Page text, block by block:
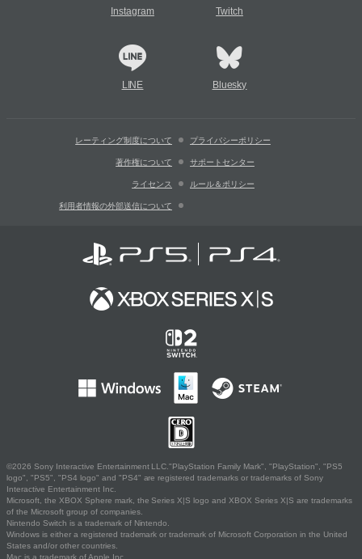
Instagram Twitch
LINE Bluesky
レーティング制度について プライバシーポリシー
著作権について サポートセンター
ライセンス ルール＆ポリシー
利用者情報の外部送信について
©2026 Sony Interactive Entertainment LLC."PlayStation Family Mark", "PlayStation", "PS5
logo", "PS5", "PS4 logo" and "PS4" are registered trademarks or trademarks of Sony
Interactive Entertainment Inc.
Microsoft, the XBOX Sphere mark, the Series X|S logo and XBOX Series X|S are trademarks
of the Microsoft group of companies.
Nintendo Switch is a trademark of Nintendo.
Windows is either a registered trademark or trademark of Microsoft Corporation in the United
States and/or other countries.
Mac is a trademark of Apple Inc.